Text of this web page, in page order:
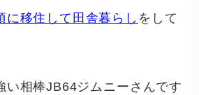
に移住して田舎暮らし をして
い相棒JB64ジムニーさんです